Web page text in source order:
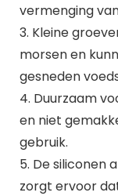
vermenging
3. Kleine
morsen en
gesneden
4. Duurzaam
en niet
gebruik.
5. De siliconen
zorgt ervoor